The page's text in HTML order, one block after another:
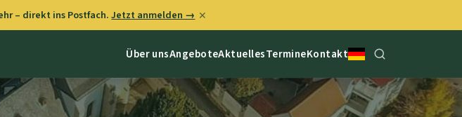
– direkt ins Postfach.Jetzt anmelden → ✕
Über unsAngeboteAktuellesTermineKontakt